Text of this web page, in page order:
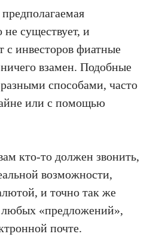
существует, и
инвесторов фиатные
взамен. Подобные
способами, часто
или с помощью
кто-то должен звонить,
возможности,
и точно так же
любых «предложений»,
почте.